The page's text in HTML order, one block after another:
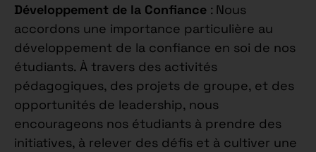
Développement de la Confiance : Nous
accordons une importance particulière au
développement de la confiance en soi de nos
étudiants. À travers des activités
pédagogiques, des projets de groupe, et des
opportunités de leadership, nous
encourageons nos étudiants à prendre des
initiatives, à relever des défis et à cultiver une